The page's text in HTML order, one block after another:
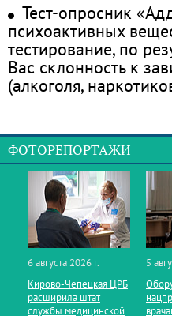
Тест-опросник
психоактивных
тестирование, по
Вас склонность к
(алкоголя,
ФОТОРЕПОРТАЖИ
6 августа 2026 г.
Кирово‑Чепецкая ЦРБ
расширила штат
службы медицинской
5